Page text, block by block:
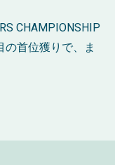
CHAMPIONSHIP
首位獲りで、ま